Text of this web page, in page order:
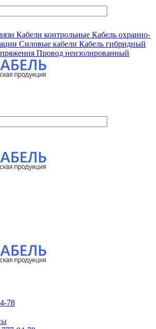
Кабели контрольные Кабель охранно-
Силовые кабели Кабель гибридный
Провод неизолированный
78